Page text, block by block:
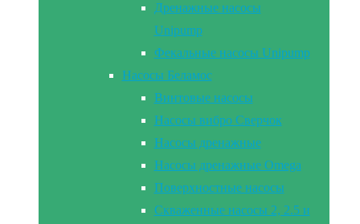
Дренажные насосы
Unipump
Фекальные насосы Unipump
Насосы Беламос
Винтовые насосы
Насосы вибро Сверчок
Насосы дренажные
Насосы дренажные Omega
Поверхностные насосы
Скваженные насосы 2, 2.5 и